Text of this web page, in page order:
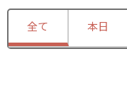
全て 本日